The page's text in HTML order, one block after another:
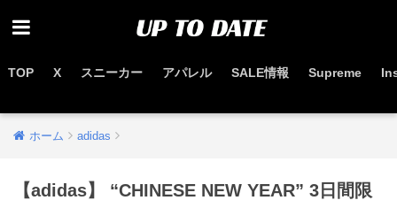
TOP X スニーカー アパレル SALE情報 Supreme
ホーム adidas
【adidas】 “CHINESE NEW YEAR” 3日間限